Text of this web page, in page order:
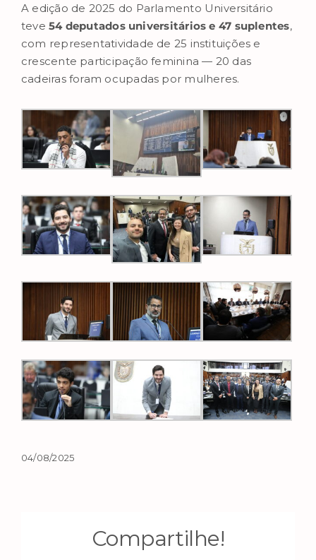
A edição de 2025 do Parlamento Universitário
teve54 deputados universitários e 47 suplentes,
com representatividade de 25 instituições e
crescente participação feminina — 20 das
cadeiras foram ocupadas por mulheres.
04/08/2025
Compartilhe!